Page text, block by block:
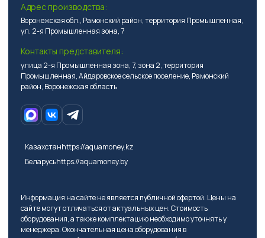
Адрес производства:
Воронежская обл., Рамонский район, территория Промышленная,
ул. 2-я Промышленная зона, 7
Контакты представителя:
улица 2-я Промышленная зона, 7, зона 2, территория
Промышленная, Айдаровское сельское поселение, Рамонский
район, Воронежская область
Казахстанhttps://aquamoney.kz
Беларусьhttps://aquamoney.by
Информация на сайте не является публичной офертой. Цены на
сайте могут отличаться от актуальных цен. Стоимость
оборудования, а также комплектацию необходимо уточнять у
менеджера. Окончательная цена оборудования в